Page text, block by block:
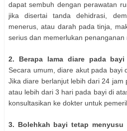
dapat sembuh dengan perawatan
jika disertai tanda dehidrasi,
menerus, atau darah pada tinja,
serius dan memerlukan penanganan
2. Berapa lama diare pada
Secara umum, diare akut pada bayi
Jika diare berlanjut lebih dari 24 jam
atau lebih dari 3 hari pada bayi di
konsultasikan ke dokter untuk
3. Bolehkah bayi tetap menyusu